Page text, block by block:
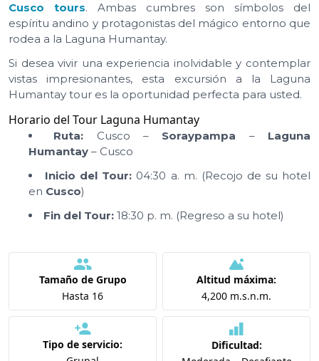
Cusco tours. Ambas cumbres son símbolos del
espíritu andino y protagonistas del mágico entorno que
rodea a la Laguna Humantay.
Si desea vivir una experiencia inolvidable y contemplar
vistas impresionantes, esta excursión a la Laguna
Humantay tour es la oportunidad perfecta para usted.
Horario del Tour Laguna Humantay
Ruta: Cusco – Soraypampa – Laguna
Humantay – Cusco
Inicio del Tour: 04:30 a. m. (Recojo de su hotel
en Cusco)
Fin del Tour: 18:30 p. m. (Regreso a su hotel)
Tamaño de Grupo
Hasta 16
Altitud máxima:
4,200 m.s.n.m.
Tipo de servicio:
Dificultad: